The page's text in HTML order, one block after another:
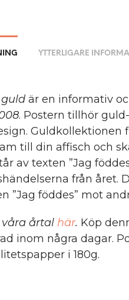
YTTERLIGARE
är en informativ
. Postern tillhör
Guldkollektionen
till din affisch och
av texten ”Jag
från året.
”Jag föddes” mot
årtal här. Köp
inom några dagar.
i 180g.